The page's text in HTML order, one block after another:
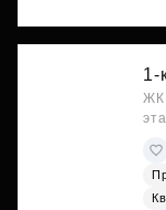
1-
ЖК